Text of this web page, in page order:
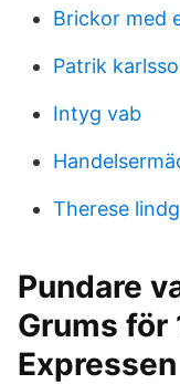
Brickor med
Patrik
Intyg vab
Therese
Pundare
Grums för
Expressen